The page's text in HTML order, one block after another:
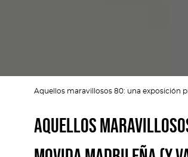
Aquellos maravillosos 80: una exposición
Aquellos